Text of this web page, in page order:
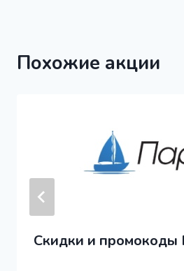
Похожие акции
Скидки и промокоды